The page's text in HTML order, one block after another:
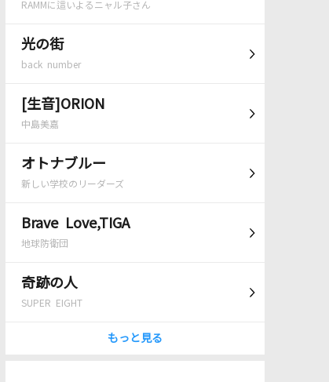
RAMMに這いよるニャル子さん
光の街
back number
[生音]ORION
中島美嘉
オトナブルー
新しい学校のリーダーズ
Brave Love,TIGA
地球防衛団
奇跡の人
SUPER EIGHT
もっと見る